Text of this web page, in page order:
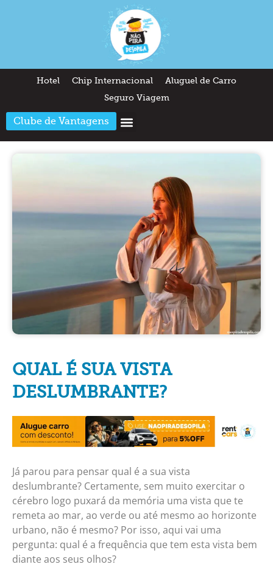
Hotel Chip Internacional
Aluguel de Carro
Seguro Viagem
Clube de Vantagens
QUAL É SUA VISTA
DESLUMBRANTE?
Já parou para pensar qual é a sua vista
deslumbrante? Certamente, sem muito exercitar o
cérebro logo puxará da memória uma vista que te
remeta ao mar, ao verde ou até mesmo ao horizonte
urbano, não é mesmo? Por isso, aqui vai uma
pergunta: qual é a frequência que tem esta vista bem
diante aos seus olhos?